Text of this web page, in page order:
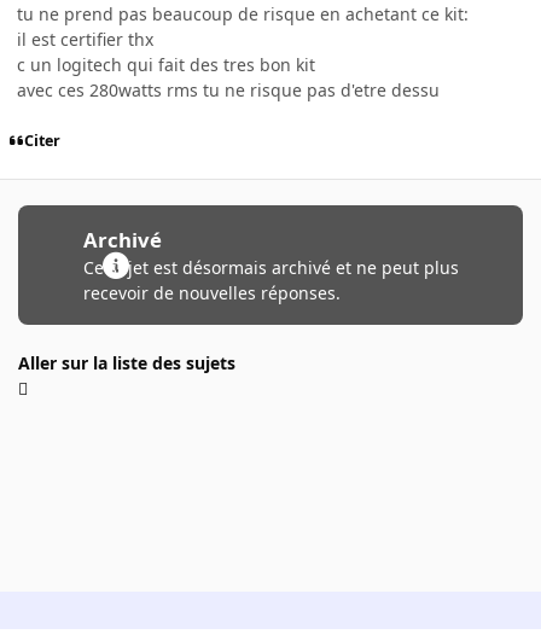
tu ne prend pas beaucoup de risque en achetant ce kit:
il est certifier thx
c un logitech qui fait des tres bon kit
avec ces 280watts rms tu ne risque pas d'etre dessu
Citer
Archivé
Ce sujet est désormais archivé et ne peut plus
recevoir de nouvelles réponses.
Aller sur la liste des sujets